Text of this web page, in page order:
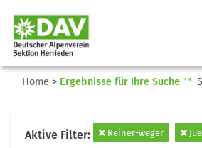
Home > Ergebnisse für Ihre Suche ""
Aktive Filter: Reiner-weger